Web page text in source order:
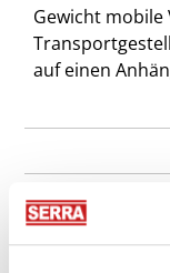
Gewicht
auf einen
Gewicht mobile